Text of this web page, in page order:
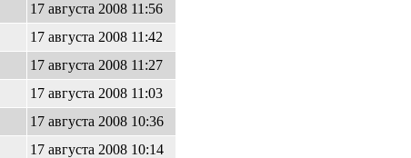
17 августа 2008 11:56
17 августа 2008 11:42
17 августа 2008 11:27
17 августа 2008 11:03
17 августа 2008 10:36
17 августа 2008 10:14